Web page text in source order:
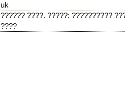
uk
?????? ????. ?????: ??????????
????